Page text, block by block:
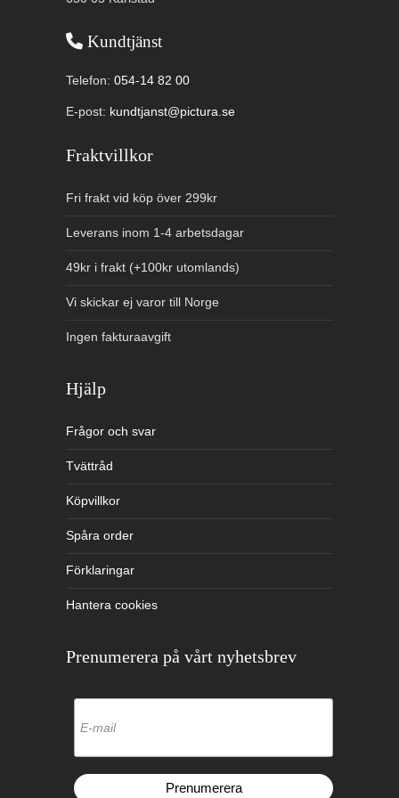
Kundtjänst
Telefon: 054-14 82 00
E-post: kundtjanst@pictura.se
Fraktvillkor
Fri frakt vid köp över 299kr
Leverans inom 1-4 arbetsdagar
49kr i frakt (+100kr utomlands)
Vi skickar ej varor till Norge
Ingen fakturaavgift
Hjälp
Frågor och svar
Tvättråd
Köpvillkor
Spåra order
Förklaringar
Hantera cookies
Prenumerera på vårt nyhetsbrev